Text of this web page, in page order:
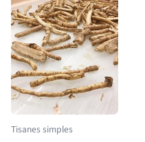
Tisanes simples